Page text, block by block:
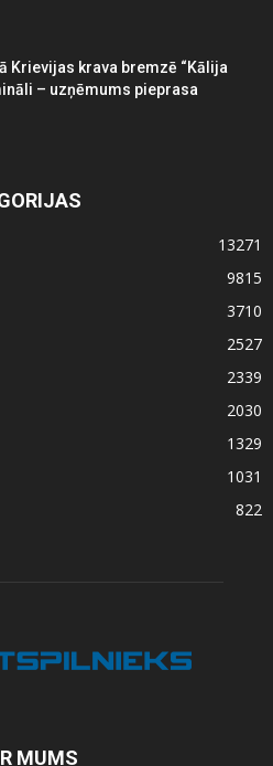
Krievijas krava bremzē “Kālija
– uzņēmums pieprasa
13271
9815
3710
2527
2339
2030
1329
1031
822
MUMS